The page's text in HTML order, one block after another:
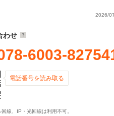
2026/
わせ
6003-
電話番号を読み取る
線、IP・光回線は利用不可。